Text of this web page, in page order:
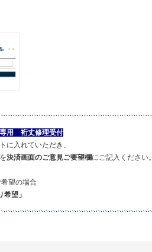
専用 裄丈修理受付
に入れていただき、
決済画面のご意見ご要望欄にご記入ください。
望の場合
希望」